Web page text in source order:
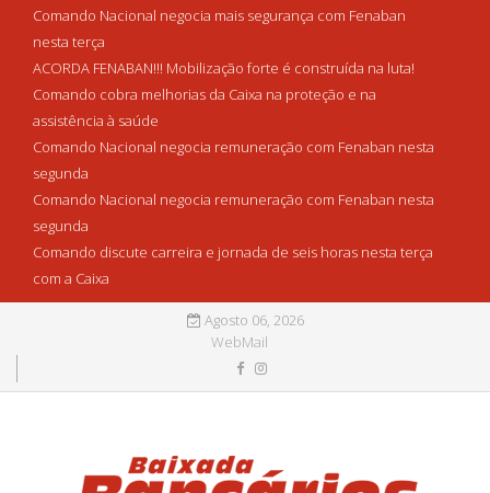
Comando Nacional negocia mais segurança com Fenaban
nesta terça
ACORDA FENABAN!!! Mobilização forte é construída na luta!
Comando cobra melhorias da Caixa na proteção e na
assistência à saúde
Comando Nacional negocia remuneração com Fenaban nesta
segunda
Comando Nacional negocia remuneração com Fenaban nesta
segunda
Comando discute carreira e jornada de seis horas nesta terça
com a Caixa
Agosto 06, 2026
WebMail